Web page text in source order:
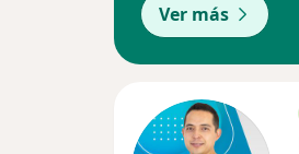
Ver más